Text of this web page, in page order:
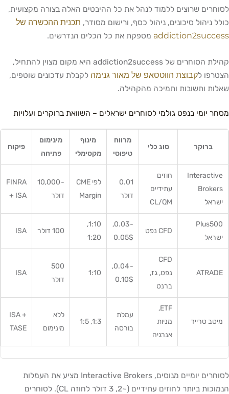
לסוחרים שרוצים ללמוד לנהל את כל ההיבטים האלה בצורה מקצועית,
כולל ניהול סיכונים, ניהול כסף, ורישום מסודר, תכנית ההכשרה של
addiction2success מספקת את כל הכלים הנדרשים.
קהילת הסוחרים של addiction2success היא מקום מצוין להתחיל,
הצטרפו לקבוצת הווטסאפ של מאור גנימה לקבלת עדכונים שוטפים,
שאלות ותשובות ותמיכה מהקהילה.
מסחר יומי בנפט גולמי לסוחרים ישראלים – השוואת ברוקרים ועלויות
ברוקר סוג כלי
מרווח
טיפוסי
מינוף
מקסימלי
מינימום
פתיחה
פיקוח
Interactive
Brokers
ישראל
חוזים
עתידיים
CL/QM
0.01
דולר
לפי CME
Margin
~10,000
דולר
FINRA
+ ISA
Plus500
ישראל
CFD נפט
~0.03,
0.05$
1:10,
1:20
100 דולר ISA
ATRADE
CFD
נפט, גז,
ברנט
~0.04,
0.10$
1:10
500
דולר
ISA
מיטב טרייד
ETF,
מניות
אנרגיה
עמלת
בורסה
1:3, 1:5
ללא
מינימום
ISA +
TASE
לסוחרים יומיים מנוסים, Interactive Brokers מציע את העמלות
הנמוכות ביותר לחוזים עתידיים (~2, 3 דולר לחוזה CL). לסוחרים